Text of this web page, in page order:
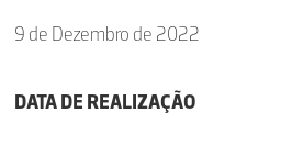
9 de Dezembro de 2022
DATA DE REALIZAÇÃO